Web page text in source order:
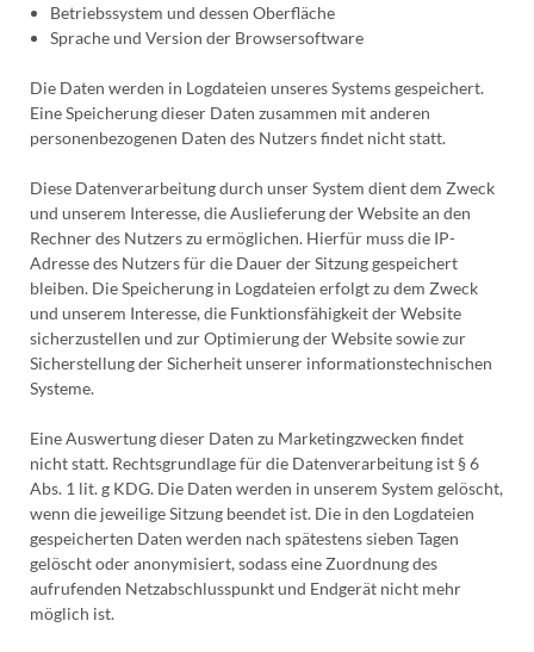
Betriebssystem und dessen Oberfläche
Sprache und Version der Browsersoftware
Die Daten werden in Logdateien unseres Systems gespeichert.
Eine Speicherung dieser Daten zusammen mit anderen
personenbezogenen Daten des Nutzers findet nicht statt.
Diese Datenverarbeitung durch unser System dient dem Zweck
und unserem Interesse, die Auslieferung der Website an den
Rechner des Nutzers zu ermöglichen. Hierfür muss die IP-
Adresse des Nutzers für die Dauer der Sitzung gespeichert
bleiben. Die Speicherung in Logdateien erfolgt zu dem Zweck
und unserem Interesse, die Funktionsfähigkeit der Website
sicherzustellen und zur Optimierung der Website sowie zur
Sicherstellung der Sicherheit unserer informationstechnischen
Systeme.
Eine Auswertung dieser Daten zu Marketingzwecken findet
nicht statt. Rechtsgrundlage für die Datenverarbeitung ist § 6
Abs. 1 lit. g KDG. Die Daten werden in unserem System gelöscht,
wenn die jeweilige Sitzung beendet ist. Die in den Logdateien
gespeicherten Daten werden nach spätestens sieben Tagen
gelöscht oder anonymisiert, sodass eine Zuordnung des
aufrufenden Netzabschlusspunkt und Endgerät nicht mehr
möglich ist.